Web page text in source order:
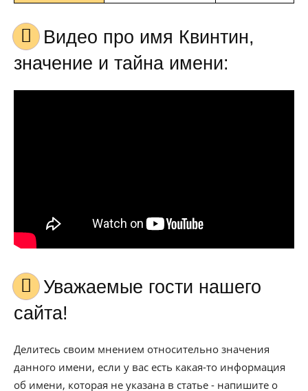
Видео про имя Квинтин,
значение и тайна имени:
Уважаемые гости нашего
сайта!
Делитесь своим мнением относительно значения
данного имени, если у вас есть какая-то информация
об имени, которая не указана в статье - напишите о